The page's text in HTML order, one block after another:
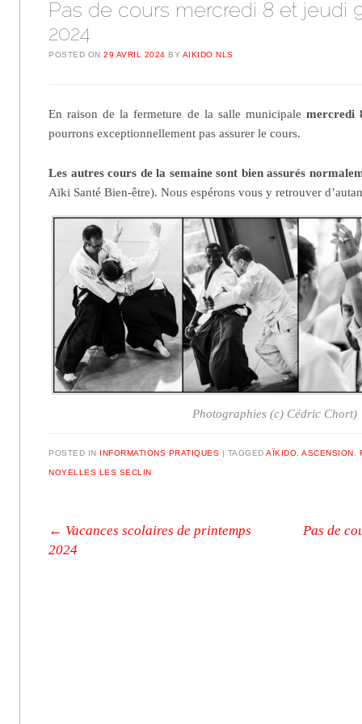
Pas de cours mercredi 8 et jeudi
2024
POSTED ON29 AVRIL 2024 BY AIKIDO NLS
En raison de la fermeture de la salle municipale mercredi
pourrons exceptionnellement pas assurer le cours.
Les autres cours de la semaine sont bien assurés
Aïki Santé Bien-être). Nous espérons vous y retrouver
Photographies (c) Cédric Chort)
POSTED IN INFORMATIONS PRATIQUES | TAGGEDAÏKIDO ,ASCENSION
NOYELLES LES SECLIN
Post navigation
← Vacances scolaires de printemps
2024
Pas de